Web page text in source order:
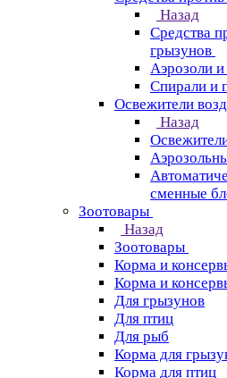
Назад
Средства
грызунов
Аэрозоли
Спирали и
Освежители
Назад
сменные
Зоотовары
Назад
Зоотовары
Корма и
Корма и
Для грызунов
Для птиц
Для рыб
Корма для
Корма для птиц